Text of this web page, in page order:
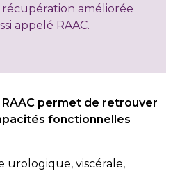
améliorée
appelé RAAC.
permet de retrouver
fonctionnelles
urologique, viscérale,